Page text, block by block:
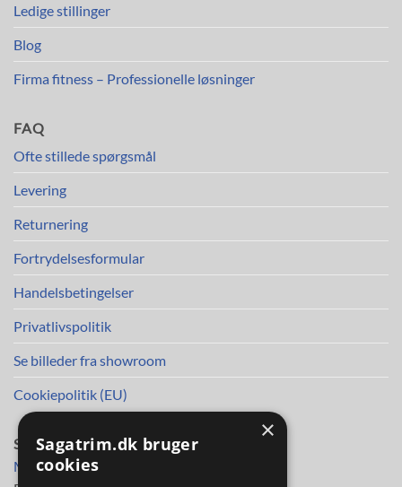
Ledige stillinger
Blog
Firma fitness – Professionelle løsninger
FAQ
Ofte stillede spørgsmål
Levering
Returnering
Fortrydelsesformular
Handelsbetingelser
Privatlivspolitik
Se billeder fra showroom
Cookiepolitik (EU)
SAGA TRIM APS
Mileparken 30
×
Sagatrim.dk bruger
cookies